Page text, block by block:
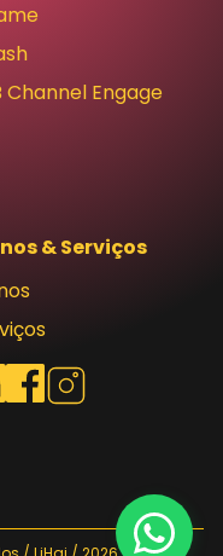
Channel Engage
& Serviços
sociais
Facebook
Instagram